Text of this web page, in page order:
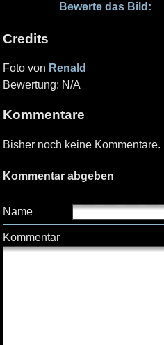
Bewerte das Bild:
Credits
Foto von Renald
Bewertung: N/A
Kommentare
Bisher noch keine Kommentare.
Kommentar abgeben
Name
Kommentar